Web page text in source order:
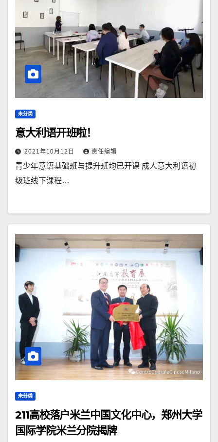
未分类
意大利语开班啦！
2021年10月12日 责任编辑
青少年意语基础班与提升班均已开课 成人意大利语初
级班线下课程…
未分类
211高校落户米兰中国文化中心，郑州大学
国际学院米兰分院揭牌